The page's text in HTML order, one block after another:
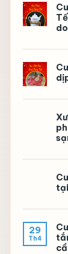
29
Th4